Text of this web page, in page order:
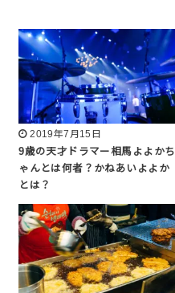
2019年7月15日
9歳の天才ドラマー相馬よよかち
ゃんとは何者？かねあいよよか
とは？